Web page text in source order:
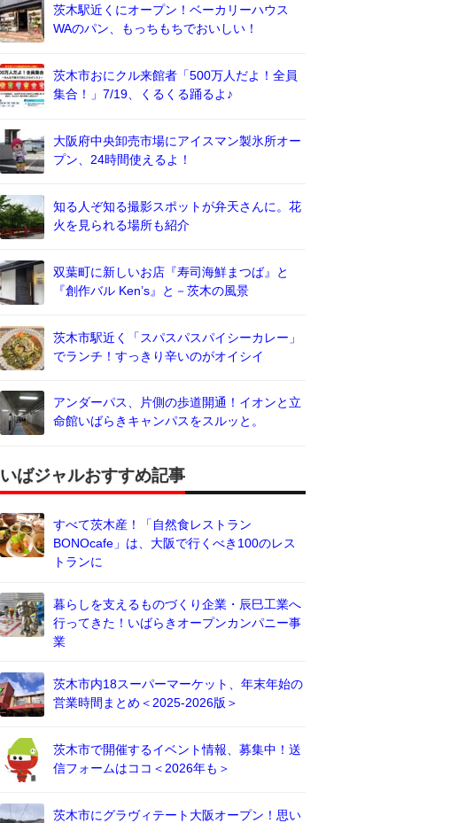
茨木駅近くにオープン！ベーカリーハウス
WAのパン、もっちもちでおいしい！
茨木市おにクル来館者「500万人だよ！全員
集合！」7/19、くるくる踊るよ♪
大阪府中央卸売市場にアイスマン製氷所オー
プン、24時間使えるよ！
知る人ぞ知る撮影スポットが弁天さんに。花
火を見られる場所も紹介
双葉町に新しいお店『寿司海鮮まつば』と
『創作バル Ken’s』と－茨木の風景
茨木市駅近く「スパスパスパイシーカレー」
でランチ！すっきり辛いのがオイシイ
アンダーパス、片側の歩道開通！イオンと立
命館いばらきキャンパスをスルッと。
いばジャルおすすめ記事
すべて茨木産！「自然食レストラン
BONOcafe」は、大阪で行くべき100のレス
トランに
暮らしを支えるものづくり企業・辰巳工業へ
行ってきた！いばらきオープンカンパニー事
業
茨木市内18スーパーマーケット、年末年始の
営業時間まとめ＜2025-2026版＞
茨木市で開催するイベント情報、募集中！送
信フォームはココ＜2026年も＞
茨木市にグラヴィテート大阪オープン！思い